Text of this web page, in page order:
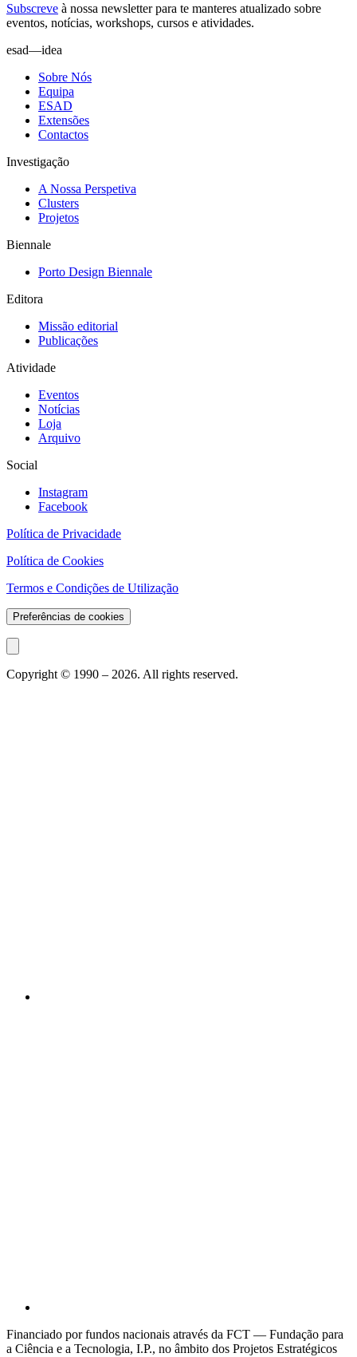
Subscreve à nossa newsletterpara te manteres atualizado sobre
eventos, notícias, workshops, cursos e atividades.
esad—idea
Sobre Nós
Equipa
ESAD
Extensões
Contactos
Investigação
A Nossa Perspetiva
Clusters
Projetos
Biennale
Porto Design Biennale
Editora
Missão editorial
Publicações
Atividade
Eventos
Notícias
Loja
Arquivo
Social
Instagram
Facebook
Política de Privacidade
Política de Cookies
Termos e Condições de Utilização
Preferências de cookies
Copyright © 1990 – 2026. All rights reserved.
Financiado por fundos nacionais através da FCT — Fundação para
a Ciência e a Tecnologia, I.P., no âmbito dos Projetos Estratégicos